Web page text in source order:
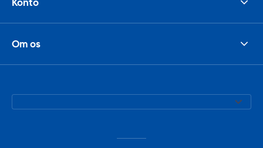
Om os